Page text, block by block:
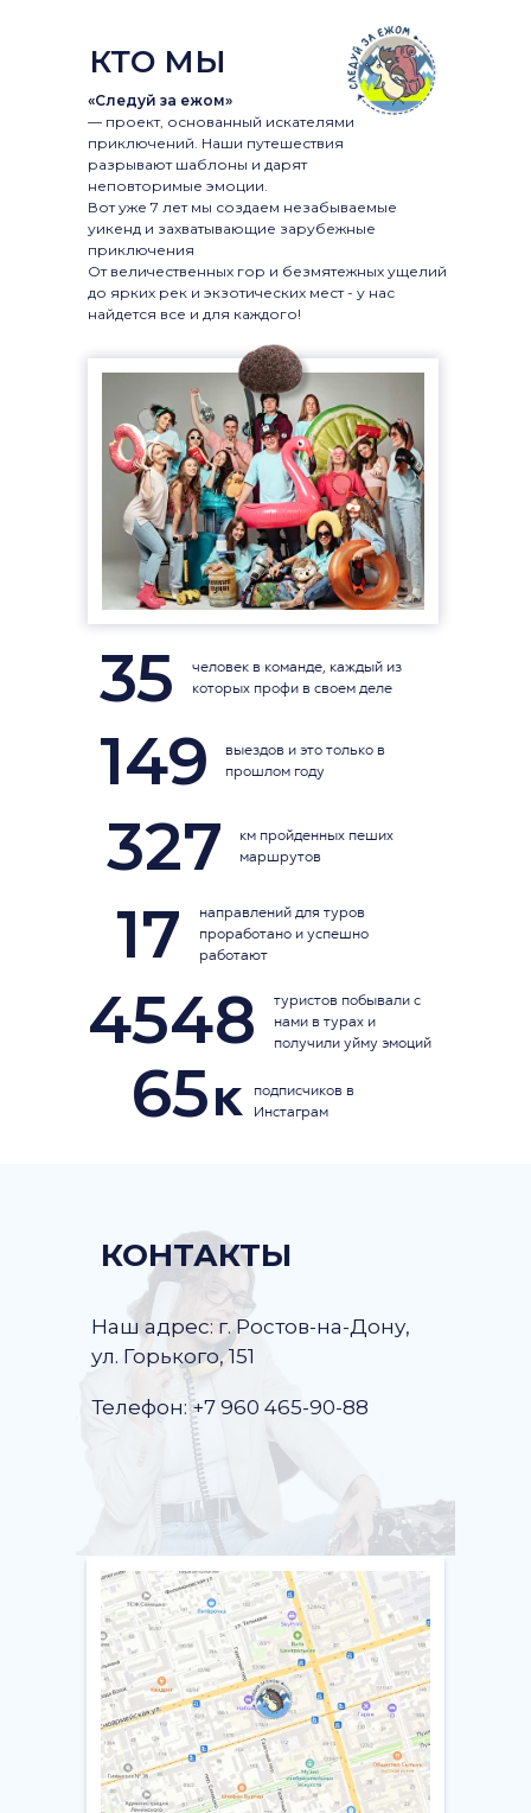
КТО МЫ
«Следуй за ежом»
— проект, основанный искателями
приключений. Наши путешествия
разрывают шаблоны и дарят
неповторимые эмоции.
км пройденных пеших
маршрутов
327
направлений для туров
проработано и успешно
работают
17
туристов побывали с
нами в турах и
получили уйму эмоций
4548
подписчиков в
Инстаграм
к
65
выездов и это только в
прошлом году
149
человек в команде, каждый из
которых профи в своем деле
35
Вот уже 7 лет мы создаем незабываемые
уикенд и захватывающие зарубежные
приключения
От величественных гор и безмятежных ущелий
до ярких рек и экзотических мест - у нас
найдется все и для каждого!
Наш адрес: г. Ростов-на-Дону,
ул. Горького, 151
Телефон: +7 960 465-90-88
КОНТАКТЫ